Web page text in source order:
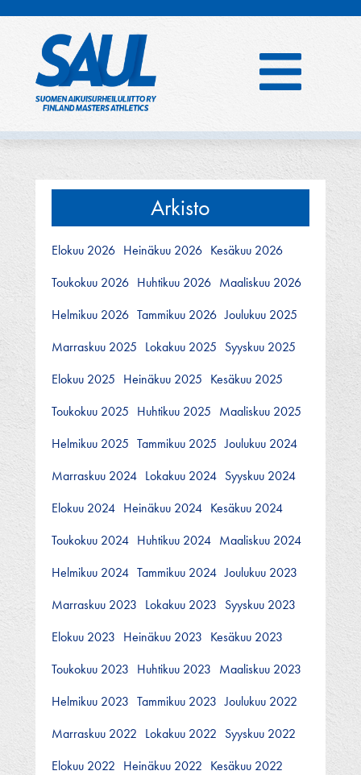
Arkisto
Elokuu 2026 Heinäkuu 2026 Kesäkuu 2026
Toukokuu 2026 Huhtikuu 2026 Maaliskuu 2026
Helmikuu 2026 Tammikuu 2026 Joulukuu 2025
Marraskuu 2025 Lokakuu 2025 Syyskuu 2025
Elokuu 2025 Heinäkuu 2025 Kesäkuu 2025
Toukokuu 2025 Huhtikuu 2025 Maaliskuu 2025
Helmikuu 2025 Tammikuu 2025 Joulukuu 2024
Marraskuu 2024 Lokakuu 2024 Syyskuu 2024
Elokuu 2024 Heinäkuu 2024 Kesäkuu 2024
Toukokuu 2024 Huhtikuu 2024 Maaliskuu 2024
Helmikuu 2024 Tammikuu 2024 Joulukuu 2023
Marraskuu 2023 Lokakuu 2023 Syyskuu 2023
Elokuu 2023 Heinäkuu 2023 Kesäkuu 2023
Toukokuu 2023 Huhtikuu 2023 Maaliskuu 2023
Helmikuu 2023 Tammikuu 2023 Joulukuu 2022
Marraskuu 2022 Lokakuu 2022 Syyskuu 2022
Elokuu 2022 Heinäkuu 2022 Kesäkuu 2022